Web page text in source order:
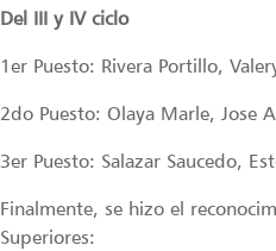
Del III y IV ciclo
1er Puesto: Rivera Portillo,
2do Puesto: Olaya Marle, Jose
3er Puesto: Salazar Saucedo,
Finalmente, se hizo el
Superiores: